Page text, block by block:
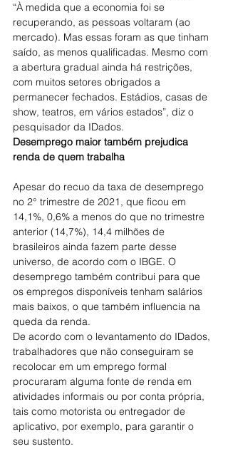
“À medida que a economia foi se
recuperando, as pessoas voltaram (ao
mercado). Mas essas foram as que tinham
saído, as menos qualificadas. Mesmo com
a abertura gradual ainda há restrições,
com muitos setores obrigados a
permanecer fechados. Estádios, casas de
show, teatros, em vários estados”, diz o
pesquisador da IDados.
Desemprego maior também prejudica
renda de quem trabalha
Apesar do recuo da taxa de desemprego
no 2° trimestre de 2021, que ficou em
14,1%, 0,6% a menos do que no trimestre
anterior (14,7%), 14,4 milhões de
brasileiros ainda fazem parte desse
universo, de acordo com o IBGE. O
desemprego também contribui para que
os empregos disponíveis tenham salários
mais baixos, o que também influencia na
queda da renda.
De acordo com o levantamento do IDados,
trabalhadores que não conseguiram se
recolocar em um emprego formal
procuraram alguma fonte de renda em
atividades informais ou por conta própria,
tais como motorista ou entregador de
aplicativo, por exemplo, para garantir o
seu sustento.